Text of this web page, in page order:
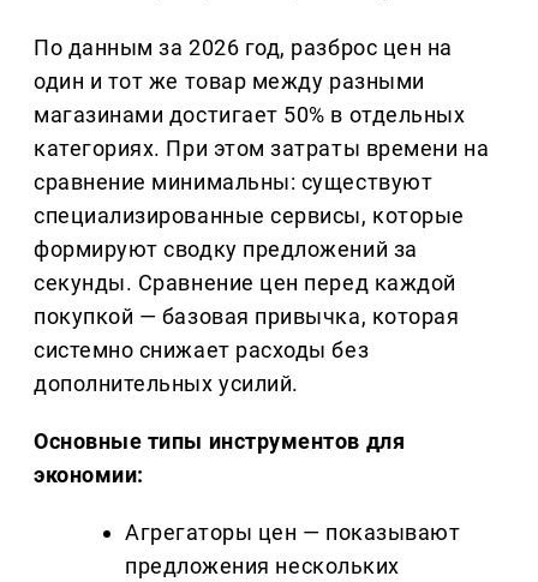
По данным за 2026 год, разброс цен на
один и тот же товар между разными
магазинами достигает 50% в отдельных
категориях. При этом затраты времени на
сравнение минимальны: существуют
специализированные сервисы, которые
формируют сводку предложений за
секунды. Сравнение цен перед каждой
покупкой — базовая привычка, которая
системно снижает расходы без
дополнительных усилий.
Основные типы инструментов для
экономии:
Агрегаторы цен — показывают
предложения нескольких